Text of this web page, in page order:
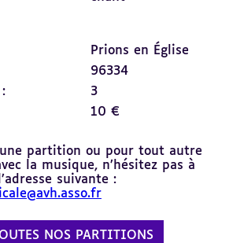
Prions en Église
96334
3
10 €
une partition ou pour tout autre
la musique, n’hésitez pas à
suivante :
NOS PARTITIONS